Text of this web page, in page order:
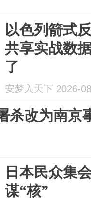
以色列箭式
共享实战数
了
安梦入天下 2026-
杀改为南京
日本民众集
谋“核”